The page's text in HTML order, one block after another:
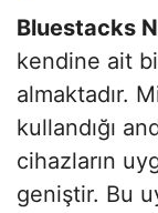
Bluestacks
kendine ait
almaktadır.
kullandığı
cihazların
geniştir. Bu